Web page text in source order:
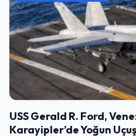
USS Gerald R. Ford,
Karayipler’de Yoğun